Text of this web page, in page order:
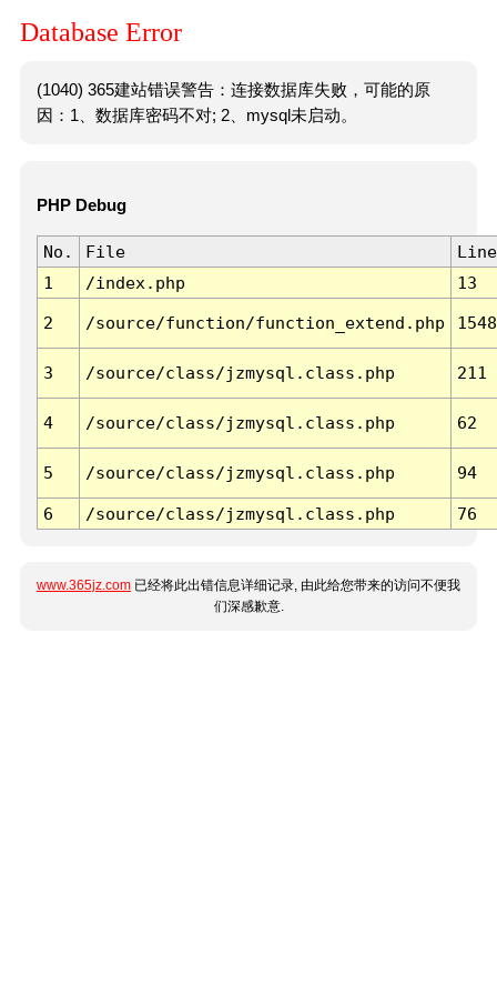
Database Error
(1040) 365建站错误警告：连接数据库失败，可能的原
因：1、数据库密码不对; 2、mysql未启动。
PHP Debug
No. File
Line
1
/index.php 13
2 /source/function/function_extend.php 1548
3 /source/class/jzmysql.class.php 211
4 /source/class/jzmysql.class.php 62
5 /source/class/jzmysql.class.php 94
6 /source/class/jzmysql.class.php 76
www.365jz.com 已经将此出错信息详细记录, 由此给您带来的访问不便我
们深感歉意.